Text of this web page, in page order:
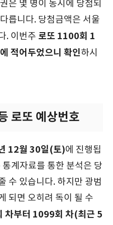
은 몇 명이 동시에 당첨되
릅니다. 당첨금액은 서울
. 이번주 로또 1100회 1
적어두었으니 확인하시
로또 예상번호
12월 30일(토)에 진행됩
계자료를 통한 분석은 당
수 있습니다. 하지만 광범
되면 오히려 독이 될 수
차부터 1099회 차(최근 5